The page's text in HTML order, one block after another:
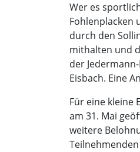
Wer es
Fohlenplacken
durch den
mithalten und
der
Eisbach. Eine
Für eine kleine
am 31. Mai
weitere